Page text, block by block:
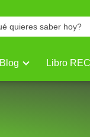
Blog Libro